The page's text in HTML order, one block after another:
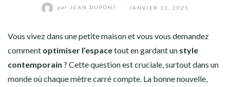
par JEAN DUPONT JANVIER 11, 2025
Vous vivez dans une petite maison et vous vous demandez
comment optimiser l’espacetout en gardant un style
contemporain ? Cette question est cruciale, surtout dans un
monde où chaque mètre carré compte. La bonne nouvelle,